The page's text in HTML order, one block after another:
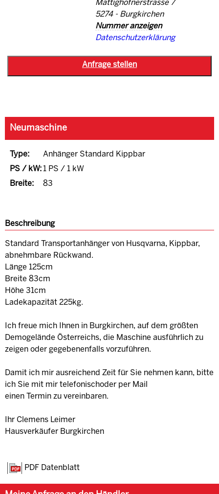
Mattighofnerstrasse 7
5274 - Burgkirchen
Nummer anzeigen
Datenschutzerklärung
Neumaschine
Type:
Anhänger Standard Kippbar
PS / kW: 1 PS / 1 kW
Breite:
83
Beschreibung
Standard Transportanhänger von Husqvarna, Kippbar,
abnehmbare Rückwand.
Länge 125cm
Breite 83cm
Höhe 31cm
Ladekapazität 225kg.
Ich freue mich Ihnen in Burgkirchen, auf dem größten
Demogelände Österreichs, die Maschine ausführlich zu
zeigen oder gegebenenfalls vorzuführen.
Damit ich mir ausreichend Zeit für Sie nehmen kann, bitte
ich Sie mit mir telefonischoder per Mail
einen Termin zu vereinbaren.
Ihr Clemens Leimer
Hausverkäufer Burgkirchen
PDF Datenblatt